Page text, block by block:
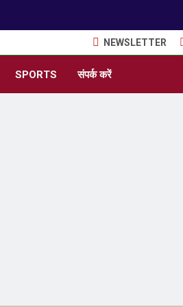
NEWSLETTER
SPORTS संपर्क करें